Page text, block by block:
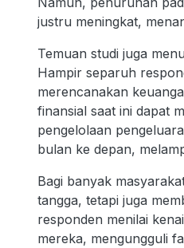
justru meningkat,
Temuan studi juga
Hampir separuh
merencanakan
finansial saat ini dapat
pengelolaan
bulan ke depan,
Bagi banyak
tangga, tetapi juga
responden menilai
mereka, mengungguli